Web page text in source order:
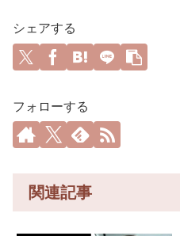
シェアする
フォローする
関連記事